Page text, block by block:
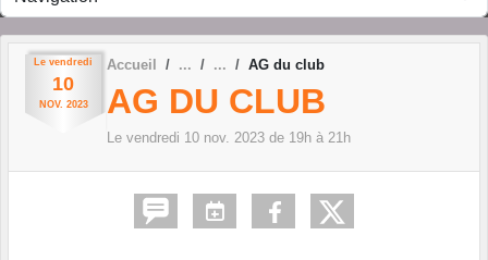
Le vendredi
10
NOV. 2023
Accueil AG du club
AG DU CLUB
Le vendredi 10 nov. 2023 de 19h à 21h